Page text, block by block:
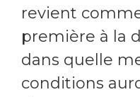
revient
première à la
dans quelle
conditions